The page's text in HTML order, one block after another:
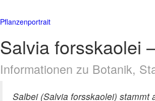
Pflanzenportrait
Salvia forsskaolei
Informationen zu Botanik,
Salbei (Salvia forsskaolei) stammt